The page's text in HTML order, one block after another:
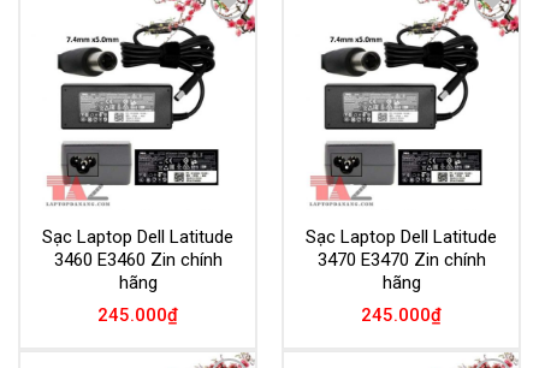
Add to
Wishlist
Sạc Laptop Dell Latitude
3460 E3460 Zin chính
hãng
245.000₫
Add to
Wishlist
Sạc Laptop Dell Latitude
3470 E3470 Zin chính
hãng
245.000₫